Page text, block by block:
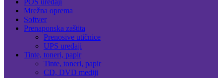
POS uređaji
Mrežna oprema
Softver
Prenaponska zaštita
Prenosive utičnice
UPS uređaji
Tinte, toneri, papir
Tinte, toneri, papir
CD, DVD mediji